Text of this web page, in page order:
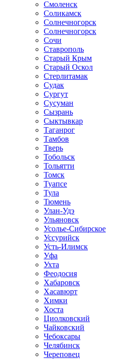
Смоленск
Соликамск
Солнечногорск
Солнечногорск
Сочи
Ставрополь
Старый Крым
Старый Оскол
Стерлитамак
Судак
Сургут
Сусуман
Сызрань
Сыктывкар
Таганрог
Тамбов
Тверь
Тобольск
Тольятти
Томск
Туапсе
Тула
Тюмень
Улан-Удэ
Ульяновск
Усолье-Сибирское
Уссурийск
Усть-Илимск
Уфа
Ухта
Феодосия
Хабаровск
Хасавюрт
Химки
Хоста
Циолковский
Чайковский
Чебоксары
Челябинск
Череповец